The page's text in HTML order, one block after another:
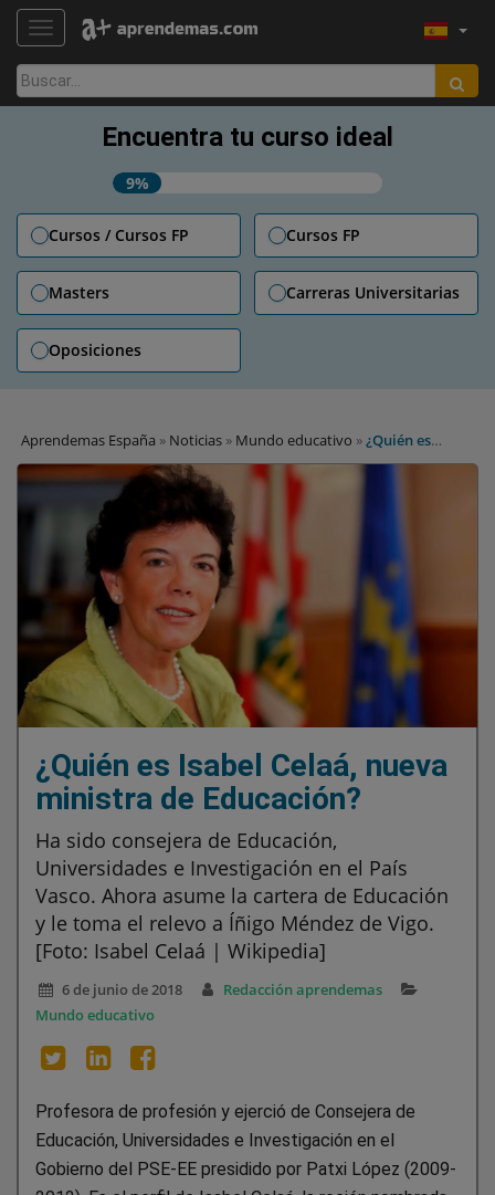
TOGGLE NAVIGATION
Buscar:
Encuentra tu curso ideal
9%
Cursos / Cursos FP Cursos FP
Masters Carreras Universitarias
Oposiciones
Aprendemas España » Noticias » Mundo educativo »¿Quién es
Isabel Celaá, nueva ministra de Educación?
¿Quién es Isabel Celaá, nueva
ministra de Educación?
Ha sido consejera de Educación,
Universidades e Investigación en el País
Vasco. Ahora asume la cartera de Educación
y le toma el relevo a Íñigo Méndez de Vigo.
[Foto: Isabel Celaá | Wikipedia]
6 de junio de 2018
Redacción aprendemas
Mundo educativo
Profesora de profesión y ejerció de Consejera de
Educación, Universidades e Investigación en el
Gobierno del PSE-EE presidido por Patxi López (2009-